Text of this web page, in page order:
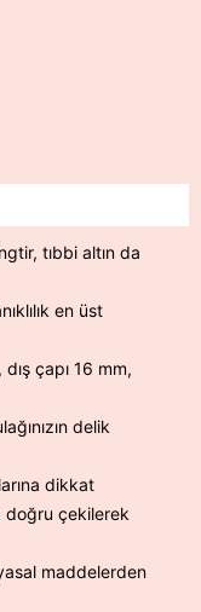
tıbbi altın da
en üst
çapı 16 mm,
delik
dikkat
doğru çekilerek
maddelerden